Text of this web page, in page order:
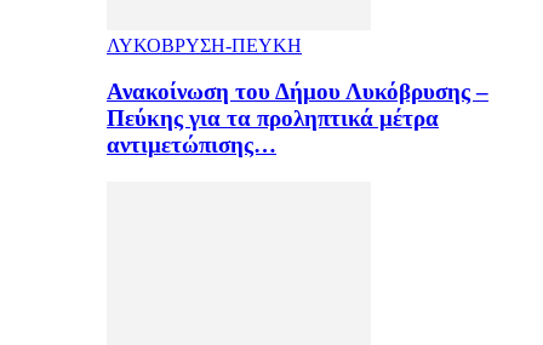
ΛΥΚΟΒΡΥΣΗ-ΠΕΥΚΗ
Ανακοίνωση του Δήμου Λυκόβρυσης –
Πεύκης για τα προληπτικά μέτρα
αντιμετώπισης…